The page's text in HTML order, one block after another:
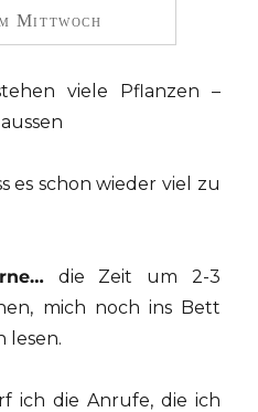
Mittwoch
viele Pflanzen –
es schon wieder viel zu
die Zeit um 2-3
mich noch ins Bett
lesen.
ich die Anrufe, die ich